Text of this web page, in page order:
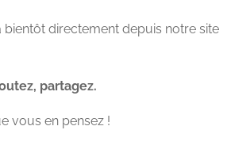
bientôt directement depuis notre site
partagez.
vous en pensez !